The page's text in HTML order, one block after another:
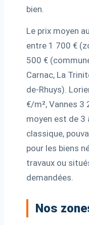
bien.
Le prix moyen
entre 1 700 €
500 €
Carnac, La
de-Rhuys).
€/m², Vannes 3
moyen est de 3
classique,
pour les biens
travaux ou
demandées.
Nos